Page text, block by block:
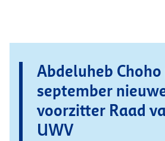
Abdeluheb Choho
september
voorzitter Raad
UWV